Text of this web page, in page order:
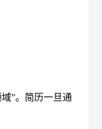
”。简历一旦通